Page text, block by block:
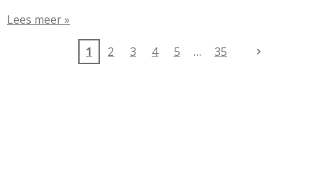
Lees meer »
1 2 3 4 5 35